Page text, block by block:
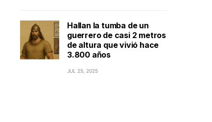
Hallan la tumba de un
guerrero de casi 2 metros
de altura que vivió hace
3.800 años
JUL 25, 2025